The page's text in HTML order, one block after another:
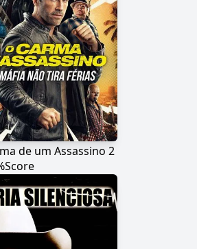
de um Assassino 2
Score